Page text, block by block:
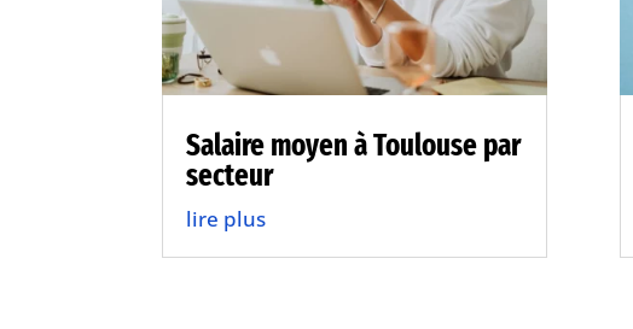
Salaire moyen à Toulouse par
secteur
lire plus